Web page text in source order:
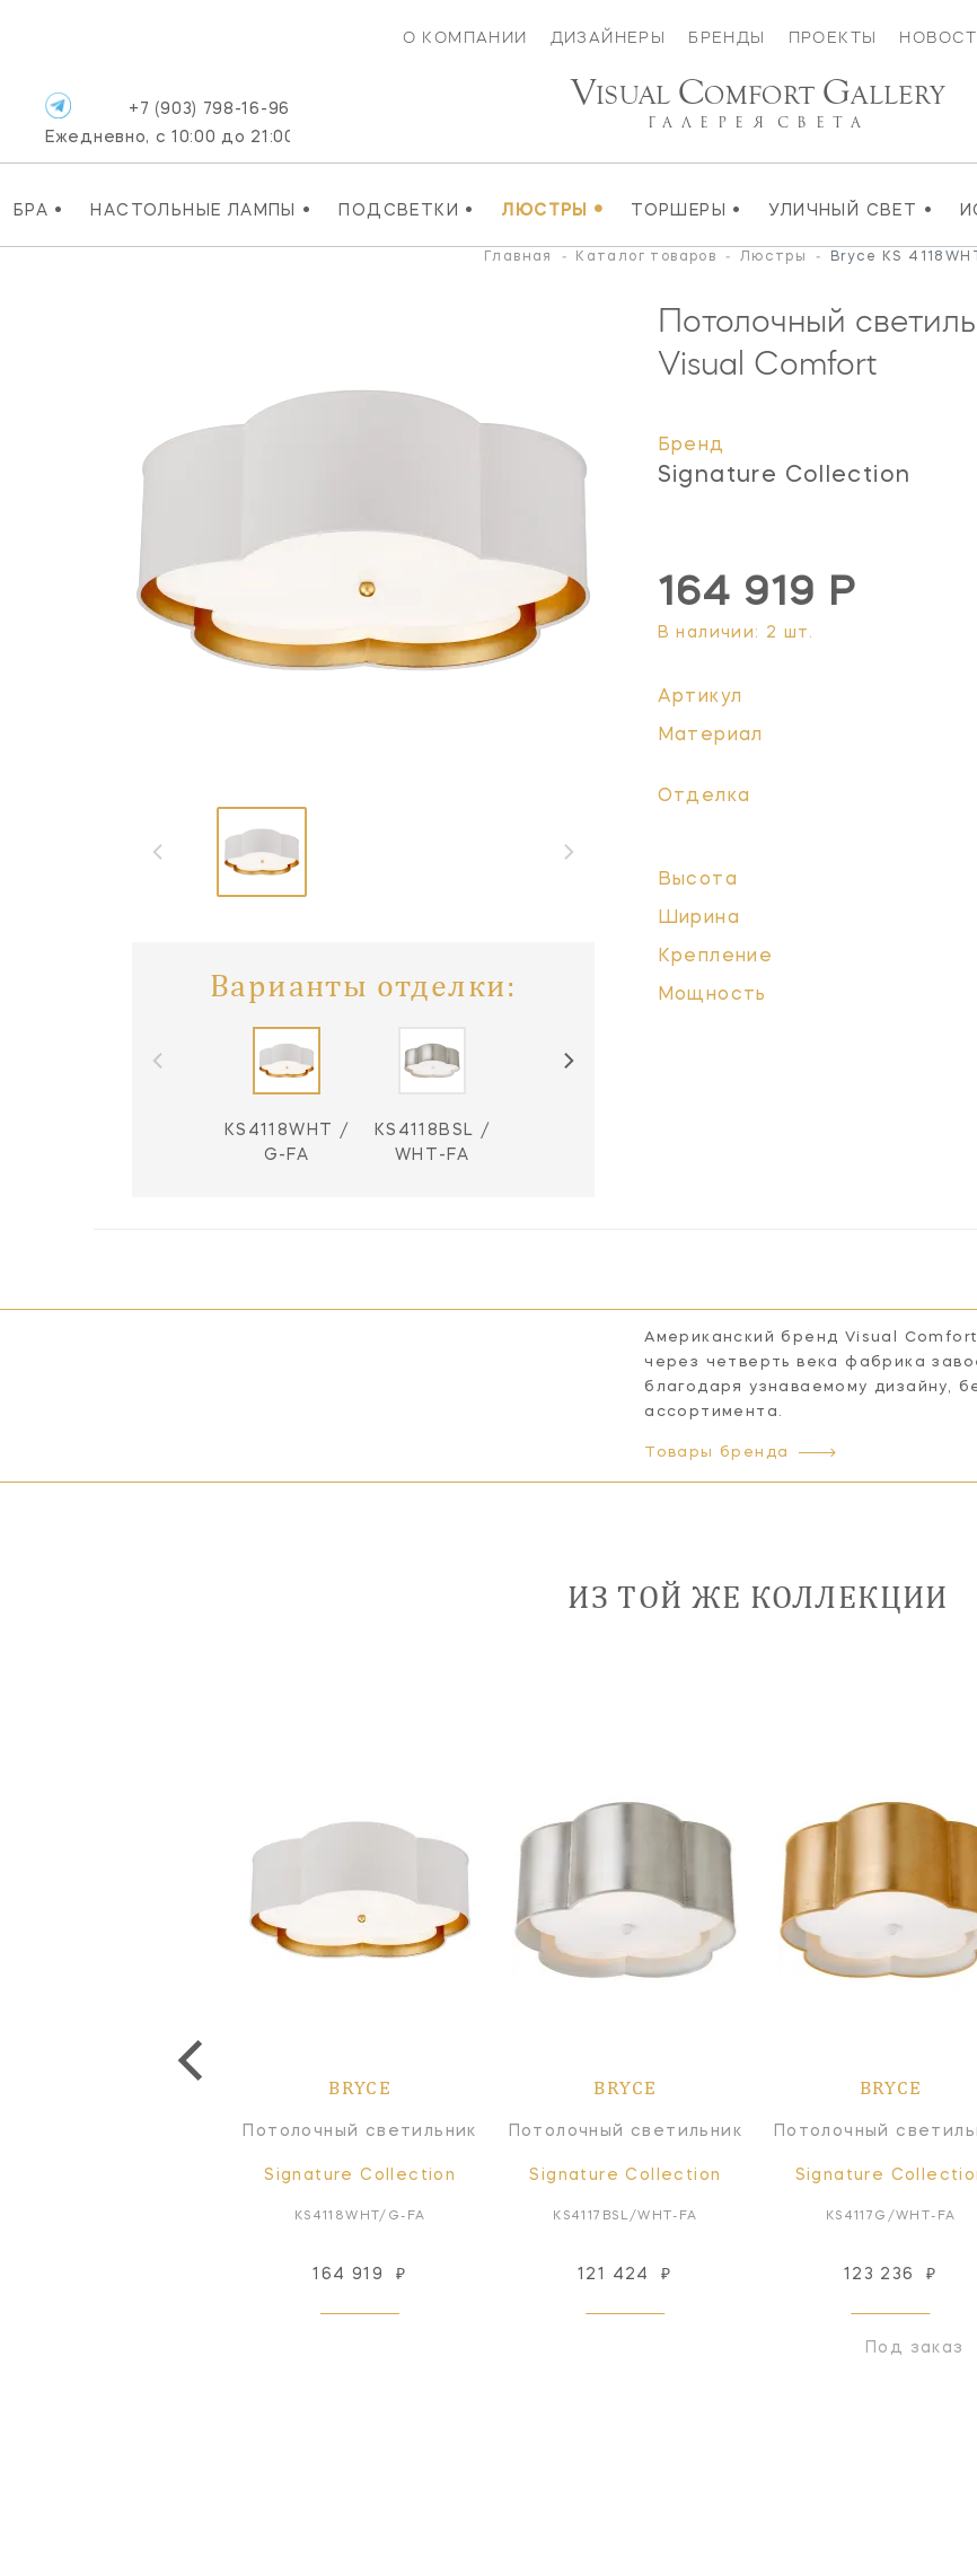
О КОМПАНИИ ДИЗАЙНЕРЫ БРЕНДЫ ПРОЕКТЫ
БРА • НАСТОЛЬНЫЕ ЛАМПЫ • ПОДСВЕТКИ • ЛЮСТРЫ • ТОРШЕРЫ • УЛИЧНЫЙ СВЕТ •
+7 (903) 798-16-96
Ежедневно, с 10:00 до 21:00
VISUAL COMFORT GALLERY
ГАЛЕРЕЯ СВЕТА
Главная - Каталог товаров - Люстры - Bryce KS
Варианты отделки:
KS4118WHT /
G-FA
KS4118BSL /
WHT-FA
Потолочный
Visual Comfort
Бренд
Signature Collection
164 919 Р
В наличии: 2 шт.
Артикул
Материал
Отделка
Высота
Ширина
Крепление
Мощность
Американский бренд Visual
через четверть века фабрика
благодаря узнаваемому дизайну,
ассортимента.
Товары бренда
ИЗ ТОЙ ЖЕ КОЛЛЕКЦИИ
BRYCE
Потолочный светильник
Signature Collection
KS4118WHT/G-FA
164 919 ₽
BRYCE
Потолочный светильник
Signature Collection
KS4117BSL/WHT-FA
121 424 ₽
BRYCE
Потолочный
Signature
KS4117G/WHT-FA
123 236 ₽
Под заказ